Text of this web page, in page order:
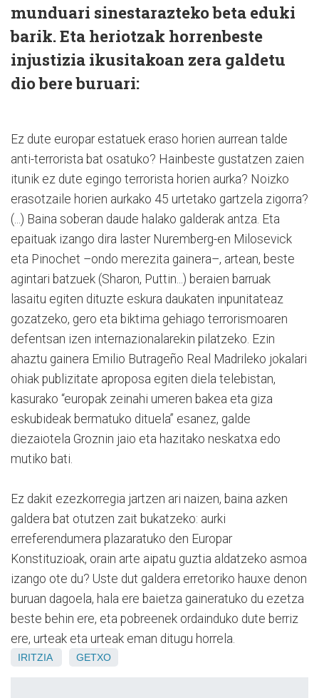
munduari sinestarazteko beta eduki
barik. Eta heriotzak horrenbeste
injustizia ikusitakoan zera galdetu
dio bere buruari:
Ez dute europar estatuek eraso horien aurrean talde
anti-terrorista bat osatuko? Hainbeste gustatzen zaien
itunik ez dute egingo terrorista horien aurka? Noizko
erasotzaile horien aurkako 45 urtetako gartzela zigorra?
(...) Baina soberan daude halako galderak antza. Eta
epaituak izango dira laster Nuremberg-en Milosevick
eta Pinochet –ondo merezita gainera–, artean, beste
agintari batzuek (Sharon, Puttin...) beraien barruak
lasaitu egiten dituzte eskura daukaten inpunitateaz
gozatzeko, gero eta biktima gehiago terrorismoaren
defentsan izen internazionalarekin pilatzeko. Ezin
ahaztu gainera Emilio Butrageño Real Madrileko jokalari
ohiak publizitate aproposa egiten diela telebistan,
kasurako “europak zeinahi umeren bakea eta giza
eskubideak bermatuko dituela” esanez, galde
diezaiotela Groznin jaio eta hazitako neskatxa edo
mutiko bati.
Ez dakit ezezkorregia jartzen ari naizen, baina azken
galdera bat otutzen zait bukatzeko: aurki
erreferendumera plazaratuko den Europar
Konstituzioak, orain arte aipatu guztia aldatzeko asmoa
izango ote du? Uste dut galdera erretoriko hauxe denon
buruan dagoela, hala ere baietza gaineratuko du ezetza
beste behin ere, eta pobreenek ordainduko dute berriz
ere, urteak eta urteak eman ditugu horrela.
IRITZIA GETXO